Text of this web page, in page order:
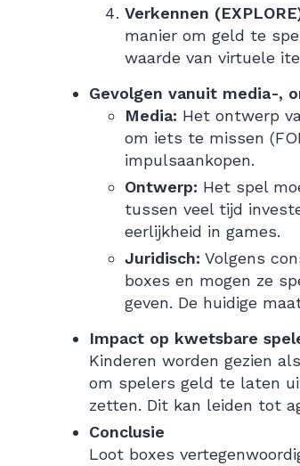
Verkennen
manier om geld te
waarde van virtuele
Gevolgen vanuit media-,
Media: Het ontwerp
om iets te missen
impulsaankopen.
Ontwerp: Het spel
tussen veel tijd
eerlijkheid in games.
Juridisch: Volgens
boxes en mogen ze
geven. De huidige
Impact op kwetsbare
Kinderen worden gezien
om spelers geld te laten
zetten. Dit kan leiden tot
Conclusie
Loot boxes